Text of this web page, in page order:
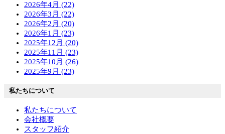
2026年4月 (22)
2026年3月 (22)
2026年2月 (20)
2026年1月 (23)
2025年12月 (20)
2025年11月 (23)
2025年10月 (26)
2025年9月 (23)
私たちについて
私たちについて
会社概要
スタッフ紹介